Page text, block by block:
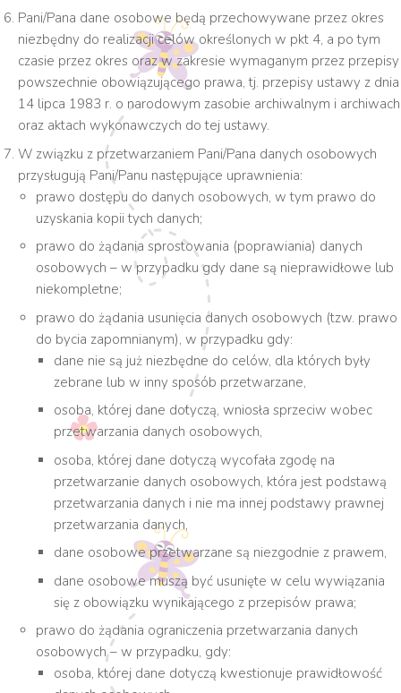
Pani/Pana dane osobowe będą przechowywane przez okres
niezbędny do realizacji celów określonych w pkt 4, a po tym
czasie przez okres oraz w zakresie wymaganym przez przepisy
powszechnie obowiązującego prawa, tj. przepisy ustawy z dnia
14 lipca 1983 r. o narodowym zasobie archiwalnym i archiwach
oraz aktach wykonawczych do tej ustawy.
W związku z przetwarzaniem Pani/Pana danych osobowych
przysługują Pani/Panu następujące uprawnienia:
prawo dostępu do danych osobowych, w tym prawo do
uzyskania kopii tych danych;
prawo do żądania sprostowania (poprawiania) danych
osobowych – w przypadku gdy dane są nieprawidłowe lub
niekompletne;
prawo do żądania usunięcia danych osobowych (tzw. prawo
do bycia zapomnianym), w przypadku gdy:
dane nie są już niezbędne do celów, dla których były
zebrane lub w inny sposób przetwarzane,
osoba, której dane dotyczą, wniosła sprzeciw wobec
przetwarzania danych osobowych,
osoba, której dane dotyczą wycofała zgodę na
przetwarzanie danych osobowych, która jest podstawą
przetwarzania danych i nie ma innej podstawy prawnej
przetwarzania danych,
dane osobowe przetwarzane są niezgodnie z prawem,
dane osobowe muszą być usunięte w celu wywiązania
się z obowiązku wynikającego z przepisów prawa;
prawo do żądania ograniczenia przetwarzania danych
osobowych – w przypadku, gdy:
osoba, której dane dotyczą kwestionuje prawidłowość